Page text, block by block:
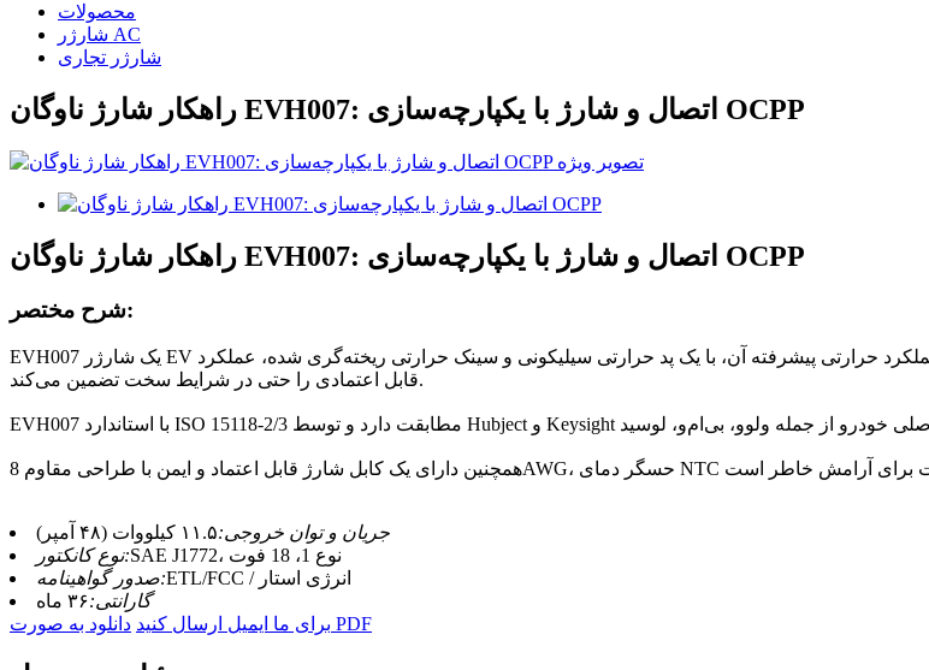
محصولات
شارژر AC
شارژر تجاری
راهکار شارژ ناوگان EVH007: اتصال و شارژ با یکپارچه‌سازی OCPP
راهکار شارژ ناوگان EVH007: اتصال و شارژ با یکپارچه‌سازی OCPP
شرح مختصر:
EVH007 یک شارژر EV با کارایی بالا با حداکثر توان 11.5 کیلووات (48 آمپر) و حداکثر راندمان ناوگان است. عملکرد حرارتی پیشرفته آن، با یک پد حرارتی سیلیکونی و سینک حرارتی ریخته‌گری شده، عملکرد
قابل اعتمادی را حتی در شرایط سخت تضمین می‌کند.
جریان و توان خروجی:۱۱.۵ کیلووات (۴۸ آمپر)
نوع کانکتور:
SAE J1772، نوع 1، 18 فوت
صدور گواهینامه:
ETL/FCC / انرژی استار
گارانتی:۳۶ ماه
برای ما ایمیل ارسال کنید دانلود به صورت PDF